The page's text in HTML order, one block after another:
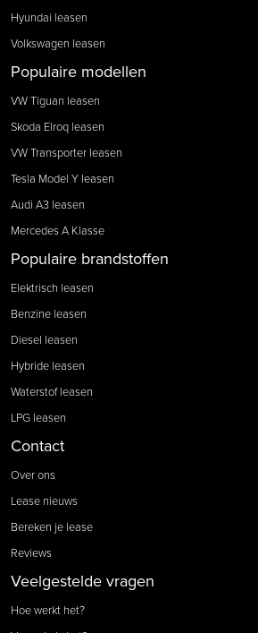
Hyundai leasen
Volkswagen leasen
Populaire modellen
VW Tiguan leasen
Skoda Elroq leasen
VW Transporter leasen
Tesla Model Y leasen
Audi A3 leasen
Mercedes A Klasse
Populaire brandstoffen
Elektrisch leasen
Benzine leasen
Diesel leasen
Hybride leasen
Waterstof leasen
LPG leasen
Contact
Over ons
Lease nieuws
Bereken je lease
Reviews
Veelgestelde vragen
Hoe werkt het?